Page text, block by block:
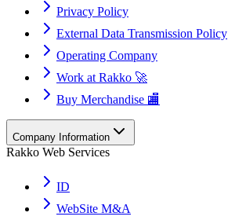
Privacy Policy
External Data Transmission Policy
Operating Company
Work at Rakko 🚀
Buy Merchandise 🏬
Company Information
Rakko Web Services
ID
WebSite M&A